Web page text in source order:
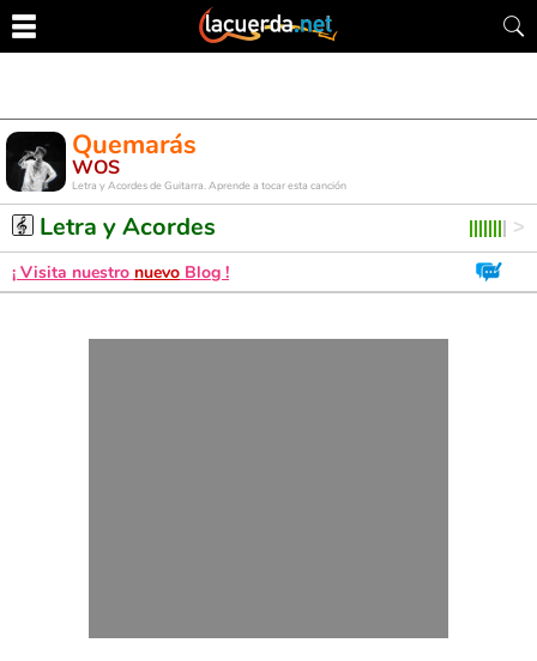
Quemarás
WOS
Letra y Acordes de Guitarra. Aprende a tocar esta canción
Letra y Acordes
¡ Visita nuestro nuevo Blog !